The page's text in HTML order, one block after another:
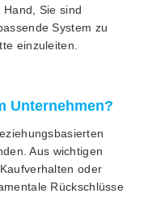
Sie sind
System zu
einzuleiten.
Unternehmen?
Aus wichtigen
oder
Rückschlüsse